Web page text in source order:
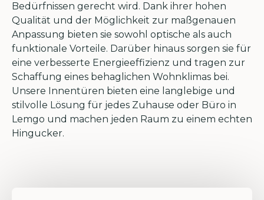
Bedürfnissen gerecht wird. Dank ihrer hohen
Qualität und der Möglichkeit zur maßgenauen
Anpassung bieten sie sowohl optische als auch
funktionale Vorteile. Darüber hinaus sorgen sie für
eine verbesserte Energieeffizienz und tragen zur
Schaffung eines behaglichen Wohnklimas bei.
Unsere Innentüren bieten eine langlebige und
stilvolle Lösung für jedes Zuhause oder Büro in
Lemgo und machen jeden Raum zu einem echten
Hingucker.